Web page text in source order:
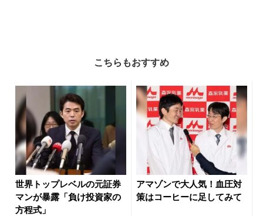
こちらもおすすめ
世界トップレベルの元証券
マンが暴露「負け投資家の
方程式」
アマゾンで大人気！血圧対
策はコーヒーに足してみて